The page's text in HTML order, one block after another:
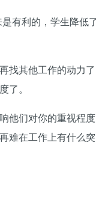
有利的，学生降
找其他工作的动力
了。
他们对你的重视程
在工作上有什么突